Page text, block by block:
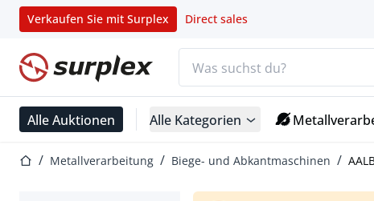
Verkaufen Sie mit Surplex Direct sales
Startseite
Alle Auktionen Alle Kategorien
StartseiteMetallverarbeitung Biege- und Abkantmaschinen